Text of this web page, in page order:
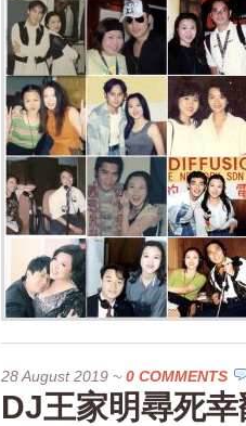
28 August 2019 ~ 0 COMMENTS
DJ王家明尋死